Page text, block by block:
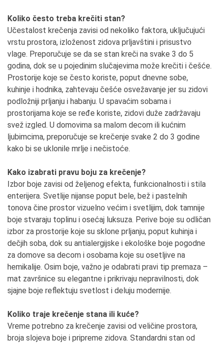
Koliko često treba krečiti stan?
Učestalost krečenja zavisi od nekoliko faktora, uključujući
vrstu prostora, izloženost zidova prljavštini i prisustvo
vlage. Preporučuje se da se stan kreči na svake 3 do 5
godina, dok se u pojedinim slučajevima može krečiti i češće.
Prostorije koje se često koriste, poput dnevne sobe,
kuhinje i hodnika, zahtevaju češće osvežavanje jer su zidovi
podložniji prljanju i habanju. U spavaćim sobama i
prostorijama koje se ređe koriste, zidovi duže zadržavaju
svež izgled. U domovima sa malom decom ili kućnim
ljubimcima, preporučuje se krečenje svake 2 do 3 godine
kako bi se uklonile mrlje i nečistoće.
Kako izabrati pravu boju za krečenje?
Izbor boje zavisi od željenog efekta, funkcionalnosti i stila
enterijera. Svetlije nijanse poput bele, bež i pastelnih
tonova čine prostor vizuelno većim i svetlijim, dok tamnije
boje stvaraju toplinu i osećaj luksuza. Perive boje su odličan
izbor za prostorije koje su sklone prljanju, poput kuhinja i
dečjih soba, dok su antialergijske i ekološke boje pogodne
za domove sa decom i osobama koje su osetljive na
hemikalije. Osim boje, važno je odabrati pravi tip premaza –
mat završnice su elegantne i prikrivaju nepravilnosti, dok
sjajne boje reflektuju svetlost i deluju modernije.
Koliko traje krečenje stana ili kuće?
Vreme potrebno za krečenje zavisi od veličine prostora,
broja slojeva boje i pripreme zidova. Standardni stan od